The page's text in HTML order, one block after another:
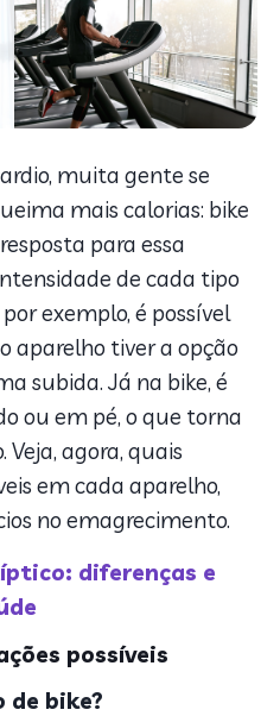
muita gente se
mais calorias: bike
para essa
de cada tipo
exemplo, é possível
aparelho tiver a opção
subida. Já na bike, é
ou em pé, o que torna
Veja, agora, quais
em cada aparelho,
no emagrecimento.
diferenças e
possíveis
de bike?